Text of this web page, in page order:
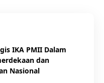
IKA PMII Dalam
dan
Nasional